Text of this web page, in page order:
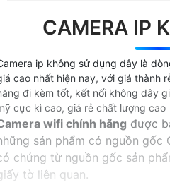
CAMERA IP
ip không sử dụng dây là
cao nhất hiện nay, với giá thành
đi kèm tốt, kết nối không dây
cực kì cao, giá rẻ chất lượng cao
wifi chính hãng được
sản phẩm có nguồn gốc
chứng từ nguồn gốc sản
tờ liên quan.